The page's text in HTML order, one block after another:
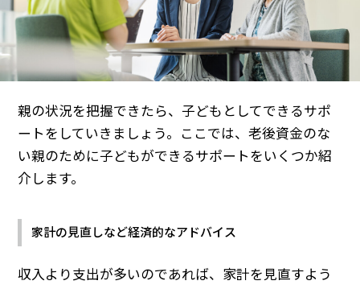
親の状況を把握できたら、子どもとしてできるサポ
ートをしていきましょう。ここでは、老後資金のな
い親のために子どもができるサポートをいくつか紹
介します。
家計の見直しなど経済的なアドバイス
収入より支出が多いのであれば、家計を見直すよう